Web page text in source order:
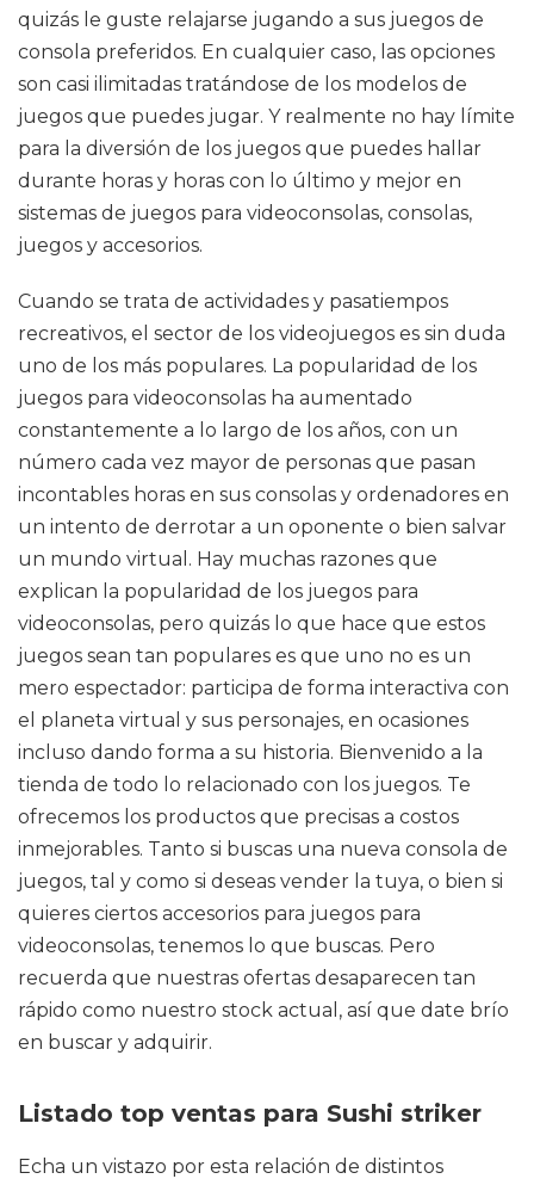
quizás le guste relajarse jugando a sus juegos de
consola preferidos. En cualquier caso, las opciones
son casi ilimitadas tratándose de los modelos de
juegos que puedes jugar. Y realmente no hay límite
para la diversión de los juegos que puedes hallar
durante horas y horas con lo último y mejor en
sistemas de juegos para videoconsolas, consolas,
juegos y accesorios.
Cuando se trata de actividades y pasatiempos
recreativos, el sector de los videojuegos es sin duda
uno de los más populares. La popularidad de los
juegos para videoconsolas ha aumentado
constantemente a lo largo de los años, con un
número cada vez mayor de personas que pasan
incontables horas en sus consolas y ordenadores en
un intento de derrotar a un oponente o bien salvar
un mundo virtual. Hay muchas razones que
explican la popularidad de los juegos para
videoconsolas, pero quizás lo que hace que estos
juegos sean tan populares es que uno no es un
mero espectador: participa de forma interactiva con
el planeta virtual y sus personajes, en ocasiones
incluso dando forma a su historia. Bienvenido a la
tienda de todo lo relacionado con los juegos. Te
ofrecemos los productos que precisas a costos
inmejorables. Tanto si buscas una nueva consola de
juegos, tal y como si deseas vender la tuya, o bien si
quieres ciertos accesorios para juegos para
videoconsolas, tenemos lo que buscas. Pero
recuerda que nuestras ofertas desaparecen tan
rápido como nuestro stock actual, así que date brío
en buscar y adquirir.
Listado top ventas para Sushi striker
Echa un vistazo por esta relación de distintos